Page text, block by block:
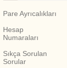
Pare Ayrıcalıkları
Hesap
Numaraları
Sıkça Sorulan
Sorular